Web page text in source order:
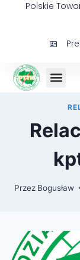
Polskie
Przez Bogusław